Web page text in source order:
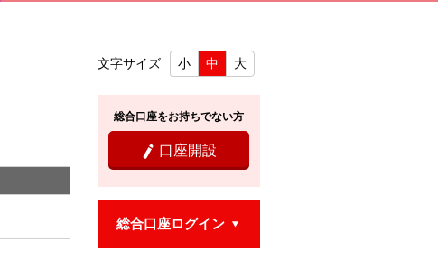
文字サイズ 小 中 大
総合口座をお持ちでない方
 口座開設
総合口座ログイン